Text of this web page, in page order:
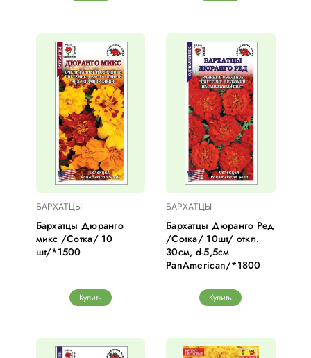
БАРХАТЦЫ
Бархатцы Дюранго
микс /Сотка/ 10
шт/*1500
Купить
БАРХАТЦЫ
Бархатцы Дюранго Ред
/Сотка/ 10шт/ откл.
30см, d-5,5см
PanAmerican/*1800
Купить